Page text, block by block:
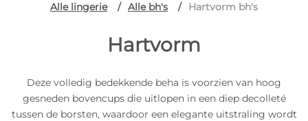
Alle lingerie Alle bh's Hartvorm bh's
Hartvorm
Deze volledig bedekkende beha is voorzien van hoog
gesneden bovencups die uitlopen in een diep decolleté
tussen de borsten, waardoor een elegante uitstraling wordt